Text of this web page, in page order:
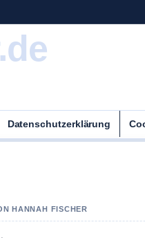
Datenschutzerklärung
HANNAH FISCHER